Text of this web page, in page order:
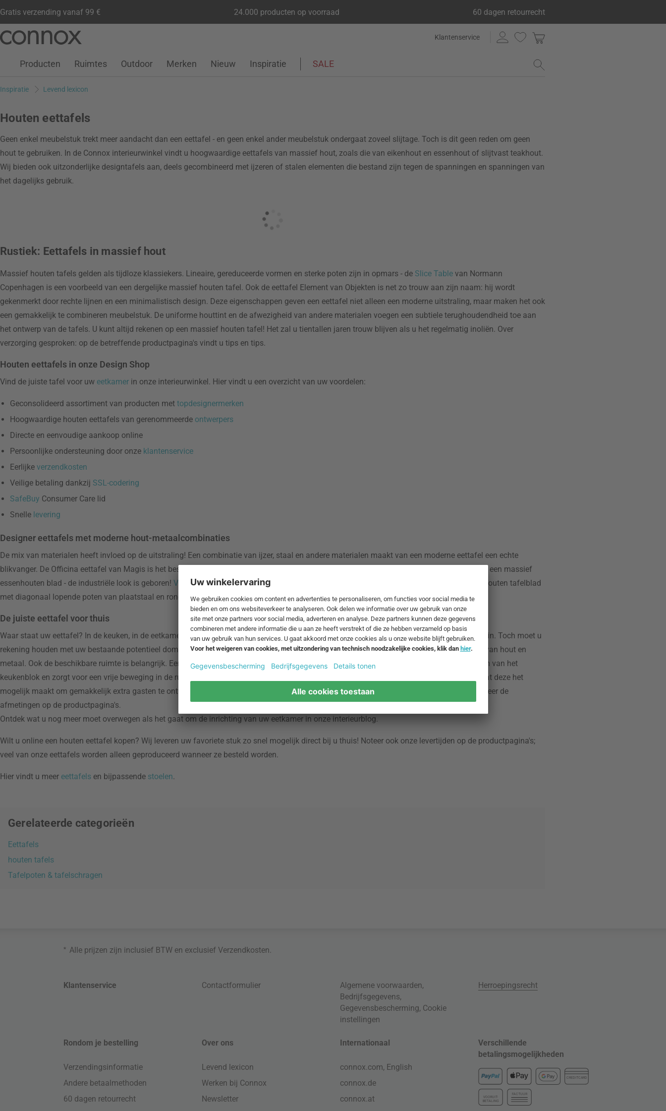
Gratis verzending vanaf 99 € 24.000 producten op voorraad 60 dagen retourrecht
pagina-
zoeken
Klantenservice
Klantenaccount
Verlanglijstje
Warenkorb
Producten Ruimtes Outdoor Merken Nieuw Inspiratie SALE
Inspiratie Levend lexicon
Houten eettafels
Geen enkel meubelstuk trekt meer aandacht dan een eettafel - en geen enkel ander meubelstuk ondergaat zoveel slijtage. Toch is dit geen reden om geen
hout te gebruiken. In de Connox interieurwinkel vindt u hoogwaardige eettafels van massief hout, zoals die van eikenhout en essenhout of slijtvast teakhout.
Wij bieden ook uitzonderlijke designtafels aan, deels gecombineerd met ijzeren of stalen elementen die bestand zijn tegen de spanningen en spanningen van
het dagelijks gebruik.
Rustiek: Eettafels in massief hout
Massief houten tafels gelden als tijdloze klassiekers. Lineaire, gereduceerde vormen en sterke poten zijn in opmars - de Slice Table van Normann
Copenhagen is een voorbeeld van een dergelijke massief houten tafel. Ook de eettafel Element van Objekten is net zo trouw aan zijn naam: hij wordt
gekenmerkt door rechte lijnen en een minimalistisch design. Deze eigenschappen geven een eettafel niet alleen een moderne uitstraling, maar maken het ook
een gemakkelijk te combineren meubelstuk. De uniforme houttint en de afwezigheid van andere materialen voegen een subtiele terughoudendheid toe aan
het ontwerp van de tafels. U kunt altijd rekenen op een massief houten tafel! Het zal u tientallen jaren trouw blijven als u het regelmatig inoliën. Over
verzorging gesproken: op de betreffende productpagina's vindt u tips en tips.
Houten eettafels in onze Design Shop
Vind de juiste tafel voor uw eetkamer in onze interieurwinkel. Hier vindt u een overzicht van uw voordelen:
Geconsolideerd assortiment van producten met topdesignermerken
Hoogwaardige houten eettafels van gerenommeerde ontwerpers
Directe en eenvoudige aankoop online
Persoonlijke ondersteuning door onze klantenservice
Eerlijke verzendkosten
Veilige betaling dankzij SSL-codering
SafeBuy Consumer Care lid
Snelle levering
Designer eettafels met moderne hout-metaalcombinaties
De mix van materialen heeft invloed op de uitstraling! Een combinatie van ijzer, staal en andere materialen maakt van een moderne eettafel een echte
blikvanger. De Officina eettafel van Magis is het beste voorbeeld van een symbiose tussen hout en ijzer: een zwart smeedijzeren frame bevat een massief
essenhouten blad - de industriële look is geboren! Vitra werkt ook met een contrasterende mix van materialen. De
combineert een houten tafelblad
met diagonaal lopende poten van plaatstaal en ronde stalen buizen - een replica van industriële architectuur voor uw eetkamer.
De juiste eettafel voor thuis
Waar staat uw eettafel? In de keuken, in de eetkamer of in de woonkamer? Als het op kleur aankomt, past er bijna overal een houten eettafel in. Toch moet u
rekening houden met uw bestaande potentieel dominante meubels voordat u kiest voor een houttint. Kies indien nodig voor een combinatie van hout en
metaal. Ook de beschikbare ruimte is belangrijk. Een rechthoekige tafel bespaart ruimte in de keuken, omdat deze past bij de natuurlijke vorm van het
keukenblok en zorgt voor een vrije beweging in de ruimte. Als u een privé-eetkamer heeft, vindt u misschien een ronde eettafel geschikt, omdat deze het
mogelijk maakt om gemakkelijk extra gasten te ontvangen door ze dicht bij elkaar te plaatsen. Meet zorgvuldig de beschikbare ruimte en noteer de
afmetingen op de productpagina's.
Ontdek wat u nog meer moet overwegen als het gaat om de inrichting van uw eetkamer in onze interieurblog.
Wilt u online een houten eettafel kopen? Wij leveren uw favoriete stuk zo snel mogelijk direct bij u thuis! Noteer ook onze levertijden op de productpagina's;
veel van onze eettafels worden alleen geproduceerd wanneer ze besteld worden.
Hier vindt u meer eettafels en bijpassende stoelen.
Gerelateerde categorieën
Eettafels
houten tafels
Tafelpoten & tafelschragen
* Alle prijzen zijn inclusief BTW en exclusiefVerzendkosten.
Klantenservice Contactformulier Algemene voorwaarden,
Bedrijfsgegevens,
Gegevensbescherming, Cookie
instellingen
Herroepingsrecht
Rondom je bestelling
Verzendingsinformatie
Andere betaalmethoden
60 dagen retourrecht
Over ons
Levend lexicon
Werken bij Connox
Newsletter
Internationaal
connox.com, English
connox.de
connox.at
Verschillende
betalingsmogelijkheden
CREDITCARD
VOORUIT-
BETALING
FACTUUR